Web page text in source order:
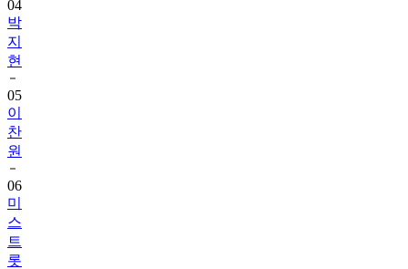
04
박
지
현
05
이
찬
원
06
미
스
트
롯